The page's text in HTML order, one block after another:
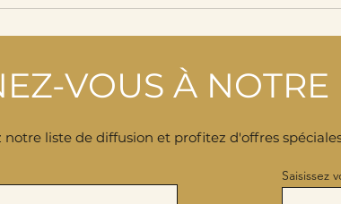
VOUS À NOTRE
notre liste de diffusion et profitez d'offres
Saisissez